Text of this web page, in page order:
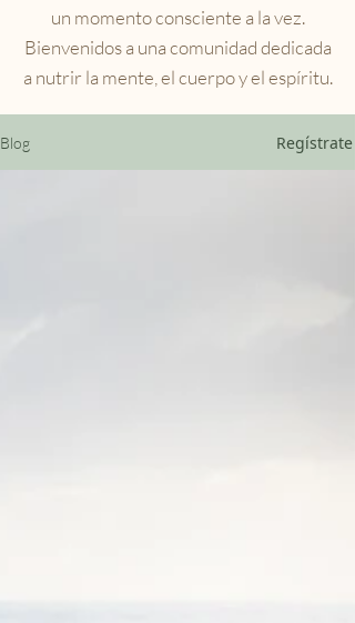
un momento consciente a la vez.
Bienvenidos a una comunidad dedicada
a nutrir la mente, el cuerpo y el espíritu.
Blog Regístrate